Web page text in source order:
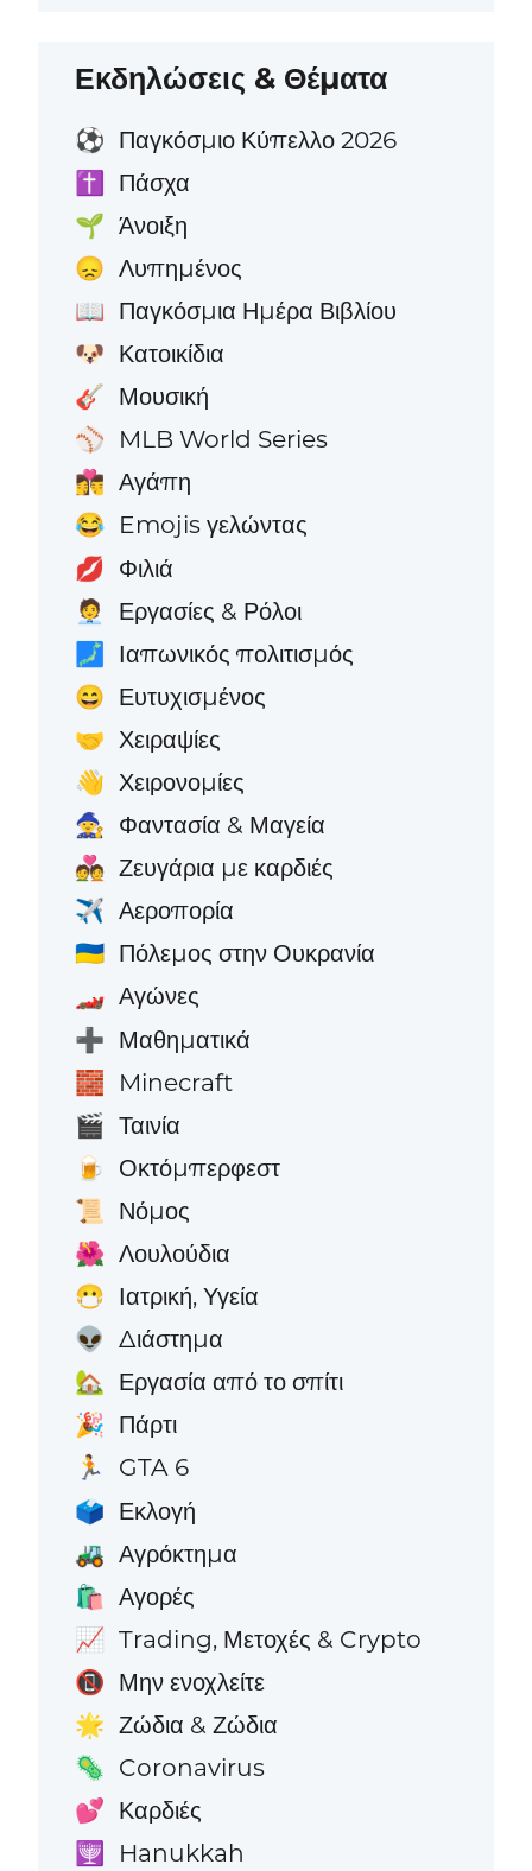
Εκδηλώσεις & Θέματα
⚽ Παγκόσμιο Κύπελλο 2026
✝️ Πάσχα
🌱 Άνοιξη
😞 Λυπημένος
📖 Παγκόσμια Ημέρα Βιβλίου
🐶 Κατοικίδια
🎸 Μουσική
⚾ MLB World Series
👩‍❤️‍💋‍👨 Αγάπη
😂 Emojis γελώντας
💋 Φιλιά
🧑‍💼 Εργασίες & Ρόλοι
🗾 Ιαπωνικός πολιτισμός
😄 Ευτυχισμένος
🤝 Χειραψίες
👋 Χειρονομίες
🧙 Φαντασία & Μαγεία
💑 Ζευγάρια με καρδιές
✈️ Αεροπορία
🇺🇦 Πόλεμος στην Ουκρανία
🏎️ Αγώνες
➕ Μαθηματικά
🧱 Minecraft
🎬 Ταινία
🍺 Οκτόμπερφεστ
📜 Νόμος
🌺 Λουλούδια
😷 Ιατρική, Υγεία
👽 Διάστημα
🏡 Εργασία από το σπίτι
🎉 Πάρτι
🏃 GTA 6
🗳️ Εκλογή
🚜 Αγρόκτημα
🛍️ Αγορές
📈 Trading, Μετοχές & Crypto
📵 Μην ενοχλείτε
🌟 Ζώδια & Ζώδια
🦠 Coronavirus
💕 Καρδιές
🕎 Hanukkah